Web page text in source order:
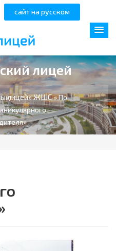
сайт на русском
лицей
лицей» ЖШС» По